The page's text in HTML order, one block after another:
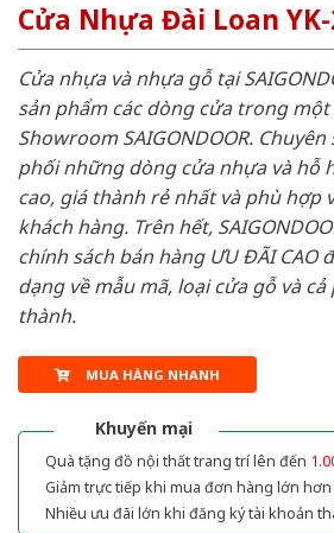
Cửa Nhựa Đài Loan YK-
Cửa nhựa và nhựa gỗ tại
sản phẩm các dòng cửa trong
Showroom SAIGONDOOR.
phối những dòng cửa nhựa và hỗ
cao, giá thành rẻ nhất và phù hợp
khách hàng. Trên hết,
chính sách bán hàng ƯU ĐÃI CAO
dạng về mẫu mã, loại cửa gỗ và
thành.
MUA HÀNG NHANH
Khuyến mại
Quà tặng đồ nội thất trang trí lên đến
Giảm trực tiếp khi mua đơn hàng lớn hơn
Nhiều ưu đãi lớn khi đăng ký tài khoản